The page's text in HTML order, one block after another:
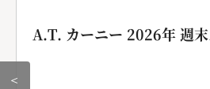
＜
A.T. カーニー 2026年 週